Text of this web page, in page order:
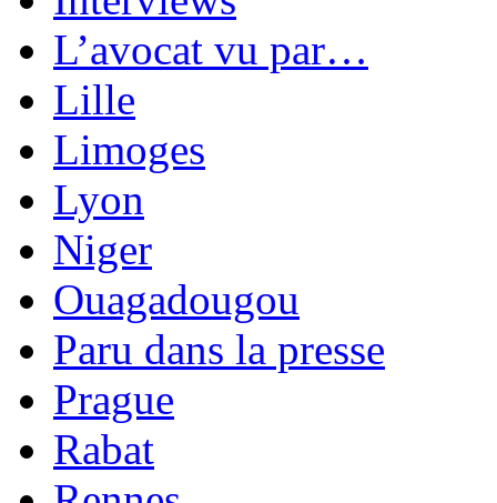
L’avocat vu par…
Lille
Limoges
Lyon
Niger
Ouagadougou
Paru dans la presse
Prague
Rabat